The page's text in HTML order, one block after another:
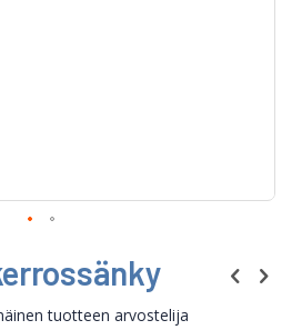
tuotteen arvostelija